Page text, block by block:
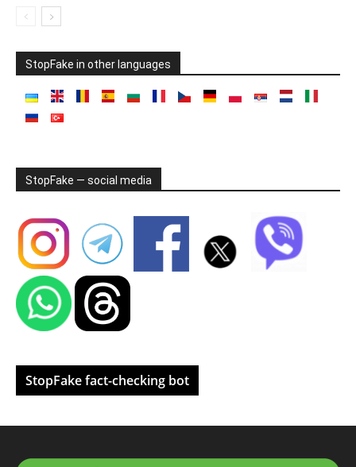
StopFake in other languages
StopFake — social media
StopFake fact-checking bot